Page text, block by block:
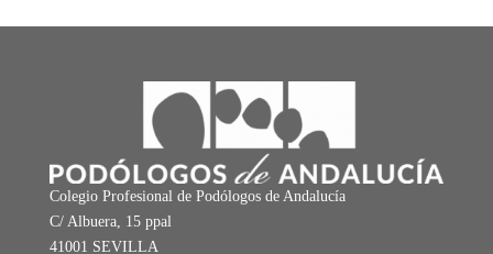
Colegio Profesional de Podólogos de Andalucía
C/ Albuera, 15 ppal
41001 SEVILLA